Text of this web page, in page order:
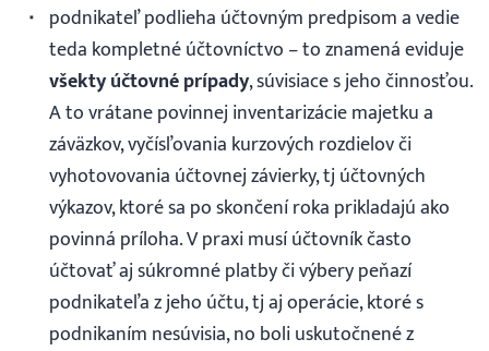
podnikateľ podlieha účtovným predpisom a vedie
teda kompletné účtovníctvo – to znamená eviduje
všekty účtovné prípady, súvisiace s jeho činnosťou.
A to vrátane povinnej inventarizácie majetku a
záväzkov, vyčísľovania kurzových rozdielov či
vyhotovovania účtovnej závierky, tj účtovných
výkazov, ktoré sa po skončení roka prikladajú ako
povinná príloha. V praxi musí účtovník často
účtovať aj súkromné platby či výbery peňazí
podnikateľa z jeho účtu, tj aj operácie, ktoré s
podnikaním nesúvisia, no boli uskutočnené z